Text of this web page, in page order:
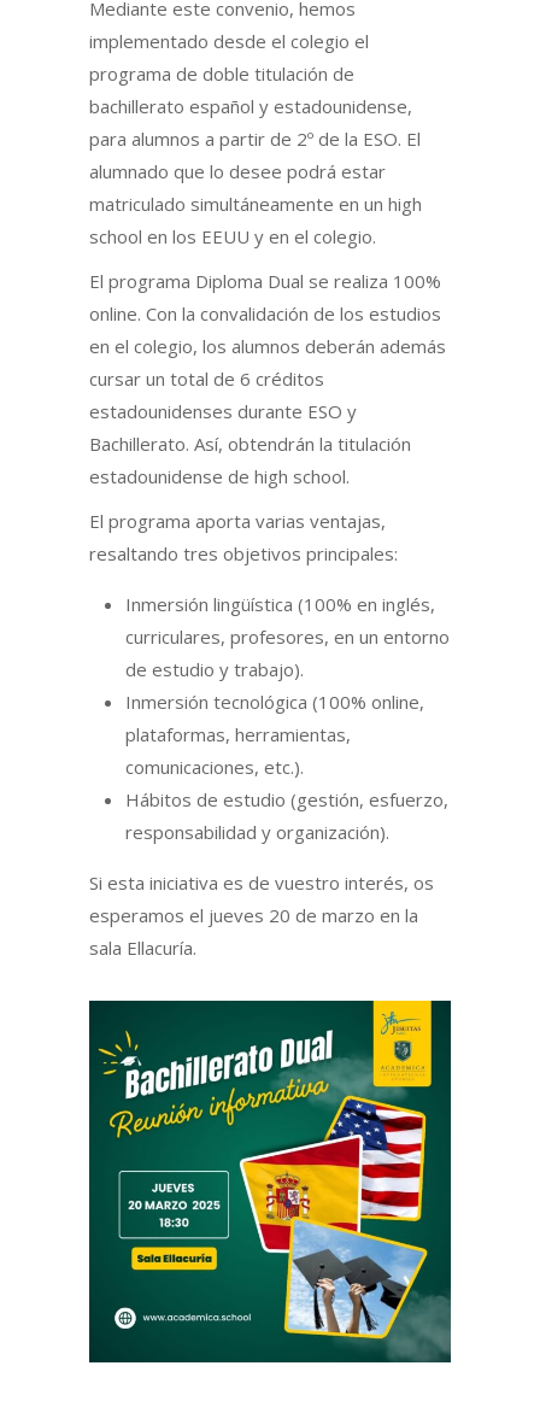
Mediante este convenio, hemos
implementado desde el colegio el
programa de doble titulación de
bachillerato español y estadounidense,
para alumnos a partir de 2º de la ESO. El
alumnado que lo desee podrá estar
matriculado simultáneamente en un high
school en los EEUU y en el colegio.
El programa Diploma Dual se realiza 100%
online. Con la convalidación de los estudios
en el colegio, los alumnos deberán además
cursar un total de 6 créditos
estadounidenses durante ESO y
Bachillerato. Así, obtendrán la titulación
estadounidense de high school.
El programa aporta varias ventajas,
resaltando tres objetivos principales:
Inmersión lingüística (100% en inglés,
curriculares, profesores, en un entorno
de estudio y trabajo).
Inmersión tecnológica (100% online,
plataformas, herramientas,
comunicaciones, etc.).
Hábitos de estudio (gestión, esfuerzo,
responsabilidad y organización).
Si esta iniciativa es de vuestro interés, os
esperamos el jueves 20 de marzo en la
sala Ellacuría.